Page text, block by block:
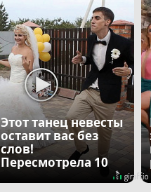
Этот танец невесты
оставит вас без
слов!
Пересмотрела 10